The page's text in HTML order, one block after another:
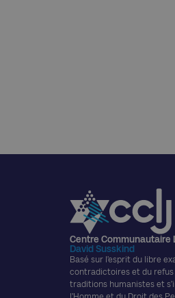
Centre Communautaire
David Susskind
Basé sur l’esprit du libre
contradictoires et du refus
traditions humanistes et